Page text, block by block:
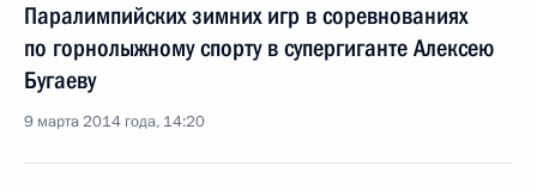
Паралимпийских зимних игр в соревнованиях
по горнолыжному спорту в супергиганте Алексею
Бугаеву
9 марта 2014 года, 14:20